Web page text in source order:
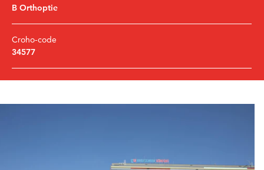
B Orthoptie
Croho-code
34577